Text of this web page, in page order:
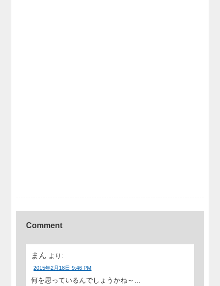
Comment
まん より:
2015年2月18日 9:46 PM
何を思っているんでしょうかね～…